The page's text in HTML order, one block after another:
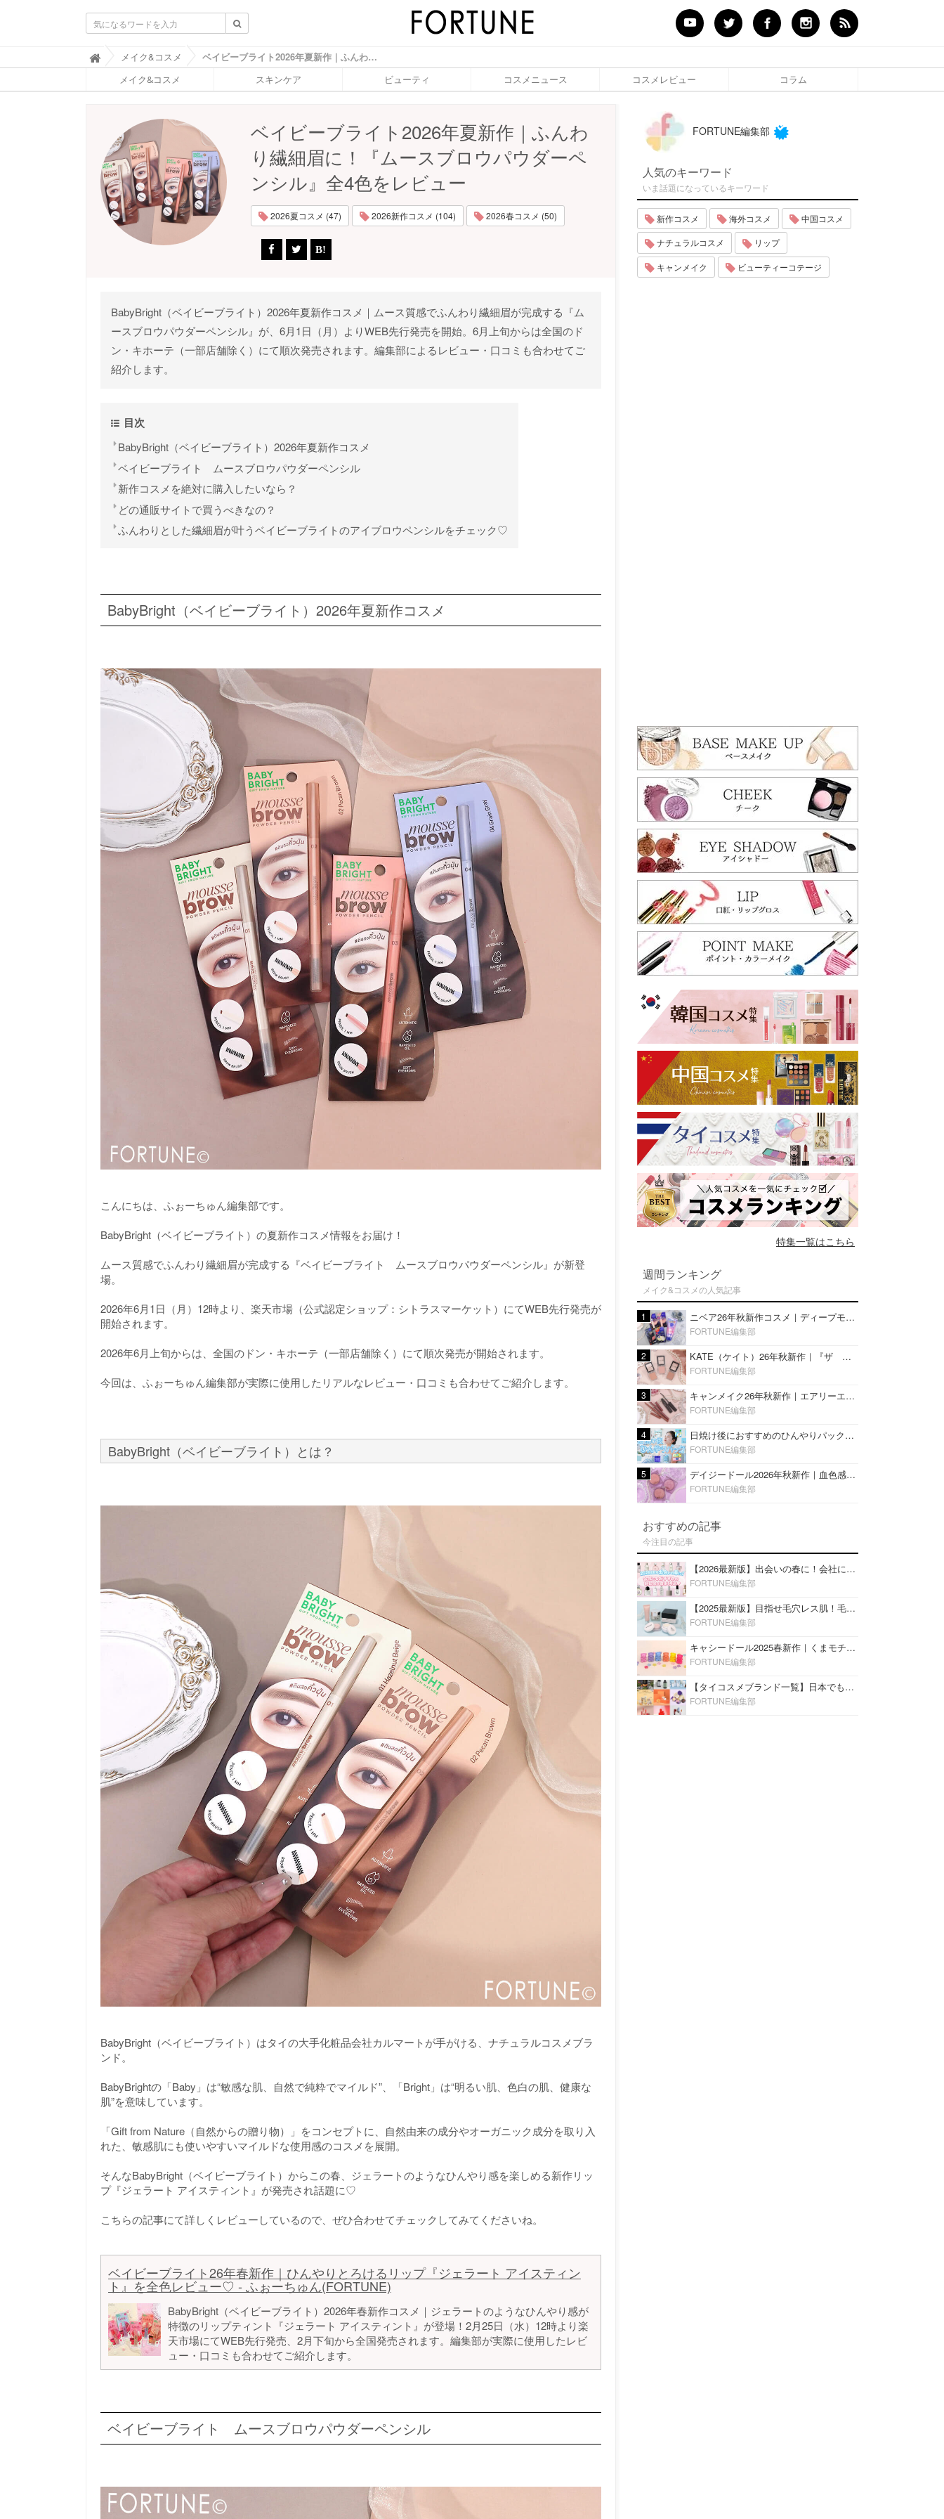
ふ
ぉ
ち
O
R
T
U
N
メイク&コスメ ベイビーブライト2026年夏新作｜ふんわり繊細眉に！『ムースブロウパウダーペンシル』全4色をレビュー - ふぉーちゅん(FORTUNE)
メイク&コスメ スキンケア ビューティ コスメニュース コスメレビュー コラム
ベイビーブライト2026年夏新作｜ふんわ
り繊細眉に！『ムースブロウパウダーペ
ンシル』全4色をレビュー
2026夏コスメ (47) 2026新作コスメ (104) 2026春コスメ (50)
BabyBright（ベイビーブライト）2026年夏新作コスメ｜ムース質感でふんわり繊細眉が完成する『ム
ースブロウパウダーペンシル』が、6月1日（月）よりWEB先⾏発売を開始。6月上旬からは全国のド
ン・キホーテ（一部店舗除く）にて順次発売されます。編集部によるレビュー・口コミも合わせてご
紹介します。
目次
BabyBright（ベイビーブライト）2026年夏新作コスメ
ベイビーブライト ムースブロウパウダーペンシル
新作コスメを絶対に購入したいなら？
どの通販サイトで買うべきなの？
ふんわりとした繊細眉が叶うベイビーブライトのアイブロウペンシルをチェック♡
BabyBright（ベイビーブライト）2026年夏新作コスメ
こんにちは、ふぉーちゅん編集部です。
BabyBright（ベイビーブライト）の夏新作コスメ情報をお届け！
ムース質感でふんわり繊細眉が完成する『ベイビーブライト ムースブロウパウダーペンシル』が新登
場。
2026年6月1日（月）12時より、楽天市場（公式認定ショップ：シトラスマーケット）にてWEB先行発売が
開始されます。
2026年6月上旬からは、全国のドン・キホーテ（一部店舗除く）にて順次発売が開始されます。
今回は、ふぉーちゅん編集部が実際に使用したリアルなレビュー・口コミも合わせてご紹介します。
BabyBright（ベイビーブライト）とは？
BabyBright（ベイビーブライト）はタイの大手化粧品会社カルマートが手がける、ナチュラルコスメブラ
ンド。
BabyBrightの「Baby」は“敏感な肌、自然で純粋でマイルド”、「Bright」は“明るい肌、色白の肌、健康な
肌”を意味しています。
「Gift from Nature（自然からの贈り物）」をコンセプトに、自然由来の成分やオーガニック成分を取り入
れた、敏感肌にも使いやすいマイルドな使用感のコスメを展開。
そんなBabyBright（ベイビーブライト）からこの春、ジェラートのようなひんやり感を楽しめる新作リッ
プ『ジェラート アイスティント』が発売され話題に♡
こちらの記事にて詳しくレビューしているので、ぜひ合わせてチェックしてみてくださいね。
ベイビーブライト26年春新作｜ひんやりとろけるリップ『ジェラート アイスティン
ト』を全色レビュー♡ - ふぉーちゅん(FORTUNE)
BabyBright（ベイビーブライト）2026年春新作コスメ｜ジェラートのようなひんやり感が
特徴のリップティント『ジェラート アイスティント』が登場！2月25日（水）12時より楽
天市場にてWEB先行発売、2月下旬から全国発売されます。編集部が実際に使用したレビ
ュー・口コミも合わせてご紹介します。
ベイビーブライト ムースブロウパウダーペンシル
FORTUNE編集部
人気のキーワード
いま話題になっているキーワード
新作コスメ 海外コスメ 中国コスメ
ナチュラルコスメ リップ
キャンメイク ビューティーコテージ
特集一覧はこちら
週間ランキング
メイク&コスメの人気記事
1 ニベア26年秋新作コスメ｜ディープモイスチャーリップの美容液タイプや2in1ボディクリームスクラブも
FORTUNE編集部
2 KATE（ケイト）26年秋新作｜『ザ アイカラー』に白みベージュ系淡色カラーが登場！新3色をレビュー
FORTUNE編集部
3 キャンメイク26年秋新作｜エアリーエクステンションライナー＆カールスナイパーマスカラ新色をレビュー
FORTUNE編集部
4 日焼け後におすすめのひんやりパック14選｜暑い夏にぴったりな冷凍／鎮静／うるおいチャージマスクを紹介
FORTUNE編集部
5 デイジードール2026年秋新作｜血色感が可愛い♡『パウダー ブラッシュ ブルーム』新3色をレビュー
FORTUNE編集部
おすすめの記事
今注目の記事
【2026最新版】出会いの春に！会社にもおすすめの好印象な香水14選♡ビジネスの場での香水マナーも
FORTUNE編集部
【2025最新版】目指せ毛穴レス肌！毛穴を埋めて隠す「おすすめ部分用下地＆プライマー」ランキング♡
FORTUNE編集部
キャシードール2025春新作｜くまモチーフのミニリップ「シャイニーベア リップモイスト」をレビュー♡
FORTUNE編集部
【タイコスメブランド一覧】日本でも人気沸騰中の“タイコスメ”ブランド20選！
FORTUNE編集部